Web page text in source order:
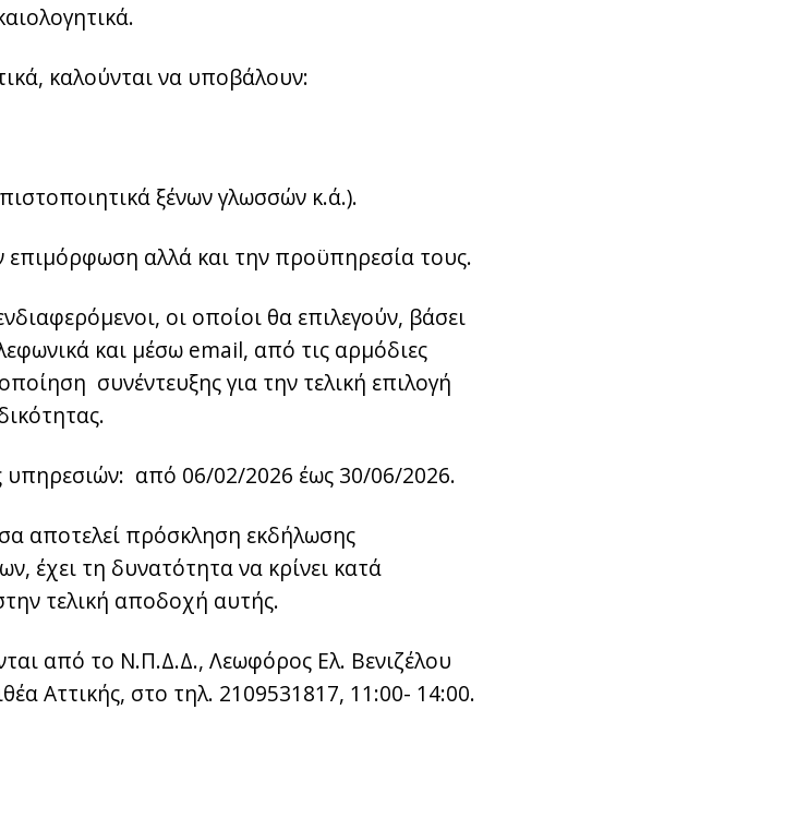
καλούνται να υποβάλουν:
ξένων γλωσσών κ.ά.).
επιμόρφωση αλλά και την προϋπηρεσία τους.
οι οποίοι θα επιλεγούν, βάσει
και μέσω email, από τις αρμόδιες
συνέντευξης για την τελική επιλογή
υπηρεσιών: από 06/02/2026 έως 30/06/2026.
αποτελεί πρόσκληση εκδήλωσης
έχει τη δυνατότητα να κρίνει κατά
τελική αποδοχή αυτής.
από το Ν.Π.Δ.Δ., Λεωφόρος Ελ. Βενιζέλου
Αττικής, στο τηλ. 2109531817, 11:00- 14:00.